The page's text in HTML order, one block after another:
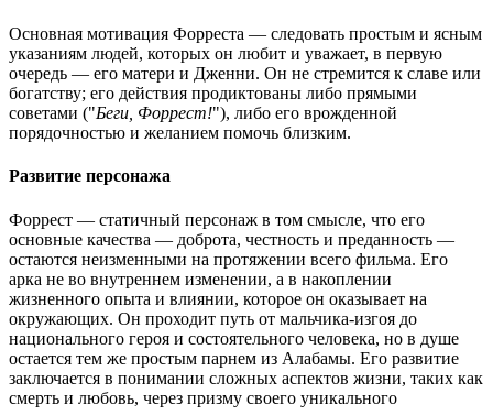
Основная мотивация Форреста — следовать простым и ясным
указаниям людей, которых он любит и уважает, в первую
очередь — его матери и Дженни. Он не стремится к славе или
богатству; его действия продиктованы либо прямыми
советами ("Беги, Форрест!"), либо его врожденной
порядочностью и желанием помочь близким.
Развитие персонажа
Форрест — статичный персонаж в том смысле, что его
основные качества — доброта, честность и преданность —
остаются неизменными на протяжении всего фильма. Его
арка не во внутреннем изменении, а в накоплении
жизненного опыта и влиянии, которое он оказывает на
окружающих. Он проходит путь от мальчика-изгоя до
национального героя и состоятельного человека, но в душе
остается тем же простым парнем из Алабамы. Его развитие
заключается в понимании сложных аспектов жизни, таких как
смерть и любовь, через призму своего уникального